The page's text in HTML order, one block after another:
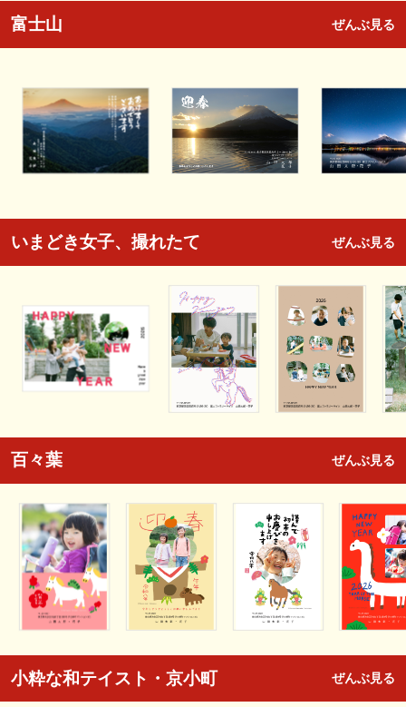
富士山 ぜんぶ見る
いまどき女子、撮れたて ぜんぶ見る
百々葉 ぜんぶ見る
小粋な和テイスト・京小町 ぜんぶ見る